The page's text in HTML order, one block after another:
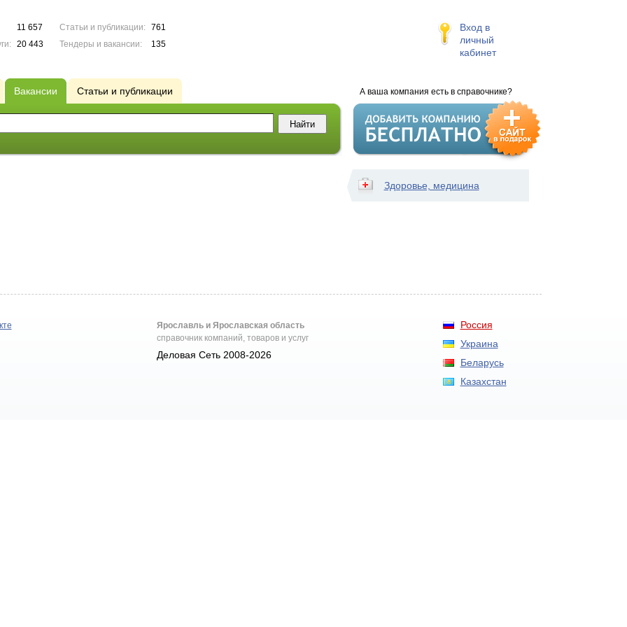
11 657
20 443
Статьи и публикации:
761
Тендеры и вакансии:
135
Вход в
личный
кабинет
А ваша компания есть в справочнике?
Вакансии Статьи и публикации
Здоровье, медицина
Россия
Украина
Беларусь
Казахстан
Ярославль и Ярославская область
справочник компаний, товаров и услуг
Деловая Сеть 2008-2026